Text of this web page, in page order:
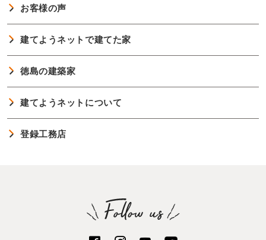
お客様の声
建てようネットで建てた家
徳島の建築家
建てようネットについて
登録工務店